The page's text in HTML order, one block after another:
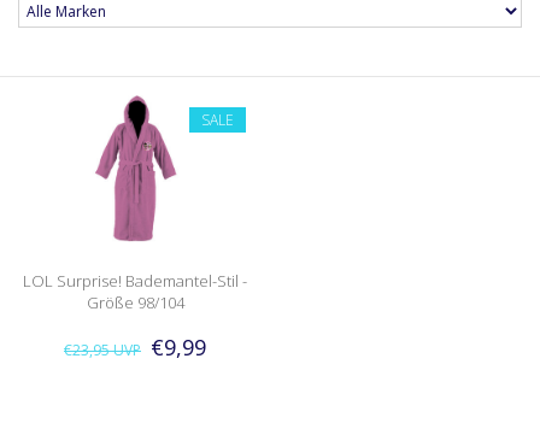
SALE
LOL Surprise! Bademantel-Stil -
Größe 98/104
€23,95UVP €9,99